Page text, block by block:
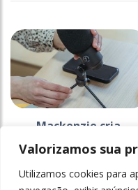
Valorizamos sua
Utilizamos cookies para
Mackenzie cria
comunicar a ciência
+ Mais Informações